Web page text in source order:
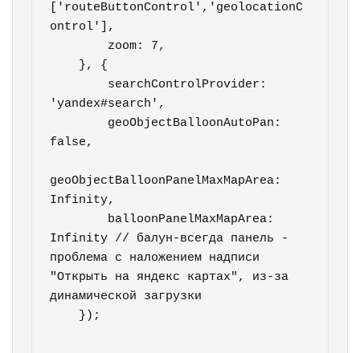
['routeButtonControl','geolocationC
ontrol'],
'yandex#search',
false,
geoObjectBalloonPanelMaxMapArea:
Infinity,
Infinity // балун-всегда панель -
проблема с наложением надписи
"Открыть на яндекс картах", из-за
динамической загрузки